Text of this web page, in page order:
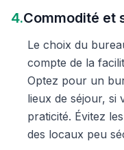
4.Commodité et
Le choix du
compte de la
Optez pour un
lieux de séjour, si
praticité. Évitez
des locaux peu